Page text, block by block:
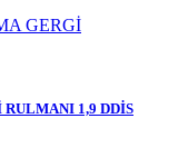
1,9 DDİS